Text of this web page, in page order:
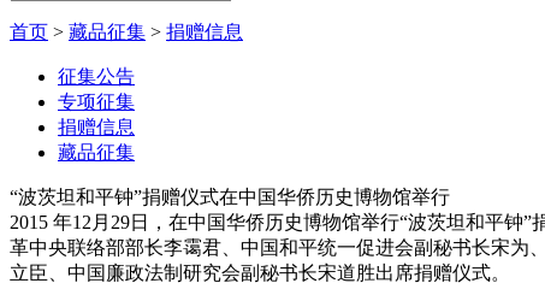
首页 > 藏品征集 > 捐赠信息
征集公告
专项征集
捐赠信息
藏品征集
“波茨坦和平钟”捐赠仪式在中国华侨历史博物馆举行
2015 年12月29日，在中国华侨历史博物馆举行“波茨坦和平
革中央联络部部长李霭君、中国和平统一促进会副秘书长宋为
立臣、中国廉政法制研究会副秘书长宋道胜出席捐赠仪式。